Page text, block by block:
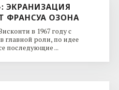
ЭКРАНИЗАЦИЯ
ФРАНСУА ОЗОНА
в 1967 году с
роли, по идее
последующие ...